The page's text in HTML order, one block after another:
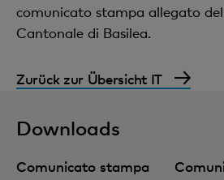
comunicato stampa allegato
Cantonale di Basilea.
Zurück zur Übersicht IT
Downloads
Comunicato stampa